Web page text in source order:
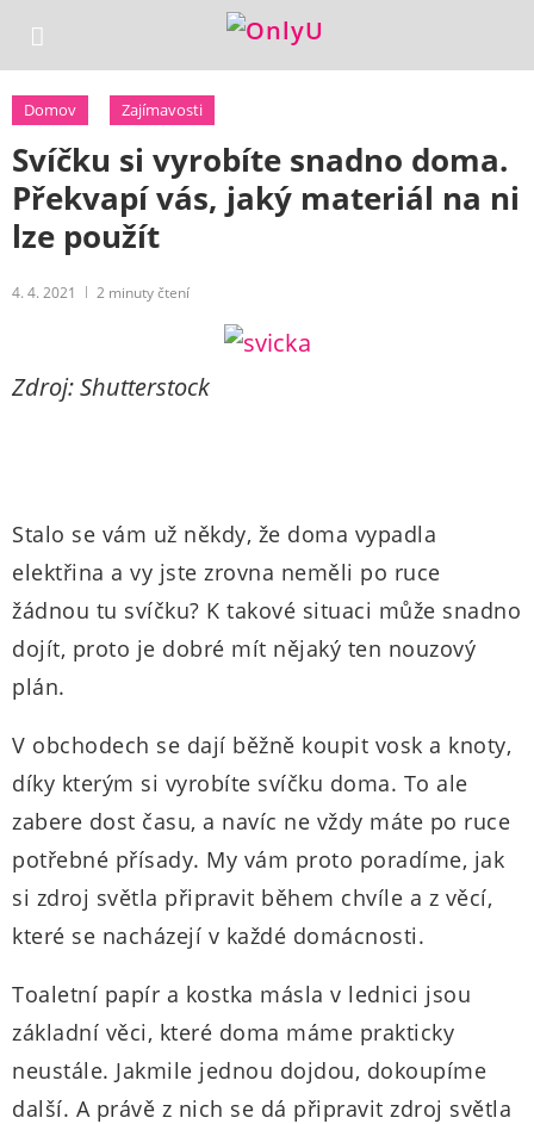
Domov Zajímavosti
Svíčku si vyrobíte snadno doma.
Překvapí vás, jaký materiál na ni
lze použít
4. 4. 2021 2 minuty čtení
Zdroj: Shutterstock
Stalo se vám už někdy, že doma vypadla
elektřina a vy jste zrovna neměli po ruce
žádnou tu svíčku? K takové situaci může snadno
dojít, proto je dobré mít nějaký ten nouzový
plán.
V obchodech se dají běžně koupit vosk a knoty,
díky kterým si vyrobíte svíčku doma. To ale
zabere dost času, a navíc ne vždy máte po ruce
potřebné přísady. My vám proto poradíme, jak
si zdroj světla připravit během chvíle a z věcí,
které se nacházejí v každé domácnosti.
Toaletní papír a kostka másla v lednici jsou
základní věci, které doma máme prakticky
neustále. Jakmile jednou dojdou, dokoupíme
další. A právě z nich se dá připravit zdroj světla